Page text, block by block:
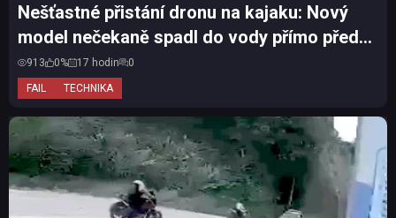
FAIL TECHNIKA
Nešťastné přistání dronu na kajaku: Nový
model nečekaně spadl do vody přímo před
očima majitele
913 0% 17 hodin 0